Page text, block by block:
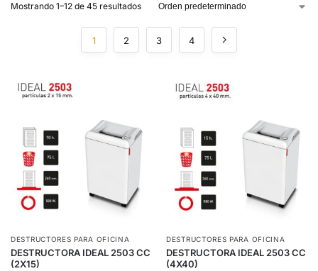
Mostrando 1–12 de 45 resultados
1 2 3 4
DESTRUCTORES PARA OFICINA
DESTRUCTORA IDEAL 2503 CC
(2X15)
DESTRUCTORES PARA OFICINA
DESTRUCTORA IDEAL 2503 CC
(4X40)